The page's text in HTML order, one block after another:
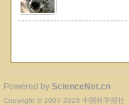
Powered by ScienceNet.cn
Copyright © 2007-2026 中国科学报社